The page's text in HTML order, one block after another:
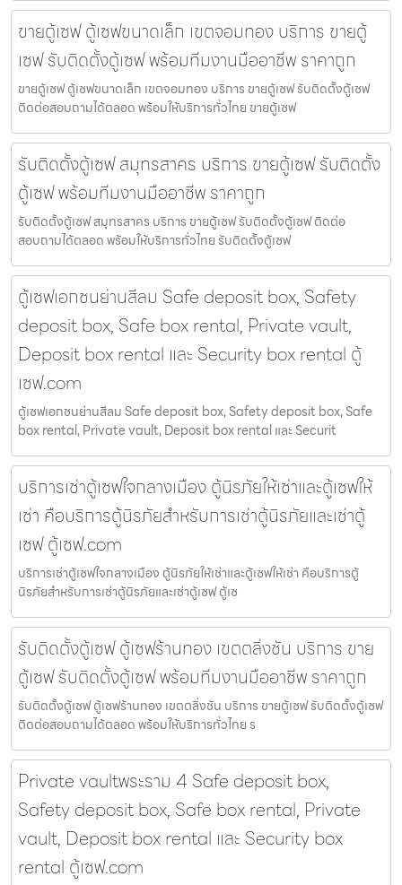
ขายตู้เซฟ ตู้เซฟขนาดเล็ก เขตจอมทอง บริการ ขายตู้
เซฟ รับติดตั้งตู้เซฟ พร้อมทีมงานมืออาชีพ ราคาถูก
ขายตู้เซฟ ตู้เซฟขนาดเล็ก เขตจอมทอง บริการ ขายตู้เซฟ รับติดตั้งตู้เซฟ
ติดต่อสอบถามได้ตลอด พร้อมให้บริการทั่วไทย ขายตู้เซฟ
รับติดตั้งตู้เซฟ สมุทรสาคร บริการ ขายตู้เซฟ รับติดตั้ง
ตู้เซฟ พร้อมทีมงานมืออาชีพ ราคาถูก
รับติดตั้งตู้เซฟ สมุทรสาคร บริการ ขายตู้เซฟ รับติดตั้งตู้เซฟ ติดต่อ
สอบถามได้ตลอด พร้อมให้บริการทั่วไทย รับติดตั้งตู้เซฟ
ตู้เซฟเอกชนย่านสีลม Safe deposit box, Safety
deposit box, Safe box rental, Private vault,
Deposit box rental และ Security box rental ตู้
เซฟ.com
ตู้เซฟเอกชนย่านสีลม Safe deposit box, Safety deposit box, Safe
box rental, Private vault, Deposit box rental และ Securit
บริการเช่าตู้เซฟใจกลางเมือง ตู้นิรภัยให้เช่าและตู้เซฟให้
เช่า คือบริการตู้นิรภัยสำหรับการเช่าตู้นิรภัยและเช่าตู้
เซฟ ตู้เซฟ.com
บริการเช่าตู้เซฟใจกลางเมือง ตู้นิรภัยให้เช่าและตู้เซฟให้เช่า คือบริการตู้
นิรภัยสำหรับการเช่าตู้นิรภัยและเช่าตู้เซฟ ตู้เซ
รับติดตั้งตู้เซฟ ตู้เซฟร้านทอง เขตตลิ่งชัน บริการ ขาย
ตู้เซฟ รับติดตั้งตู้เซฟ พร้อมทีมงานมืออาชีพ ราคาถูก
รับติดตั้งตู้เซฟ ตู้เซฟร้านทอง เขตตลิ่งชัน บริการ ขายตู้เซฟ รับติดตั้งตู้เซฟ
ติดต่อสอบถามได้ตลอด พร้อมให้บริการทั่วไทย ร
Private vaultพระราม 4 Safe deposit box,
Safety deposit box, Safe box rental, Private
vault, Deposit box rental และ Security box
rental ตู้เซฟ.com